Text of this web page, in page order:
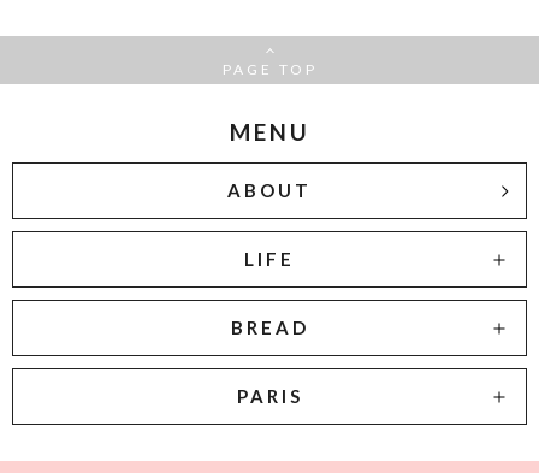
PAGE TOP
MENU
ABOUT
LIFE
BREAD
PARIS